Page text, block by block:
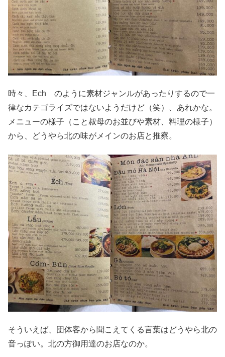
時々、Ech のように素材ジャンルがあったりするので一
律なカテゴライズではないようだけど（笑）、あれかな。
メニューの様子（こと叔母のお並びや素材、料理の様子）
から、どうやら北の味がメインのお店と推察。
そういえば、団体客から聞こえてくる言葉はどうやら北の
音っぽい。北の方御用達のお店なのか。